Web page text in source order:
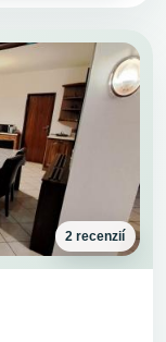
2 recenzií